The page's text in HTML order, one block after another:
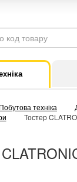
Побутова техніка
Тостер